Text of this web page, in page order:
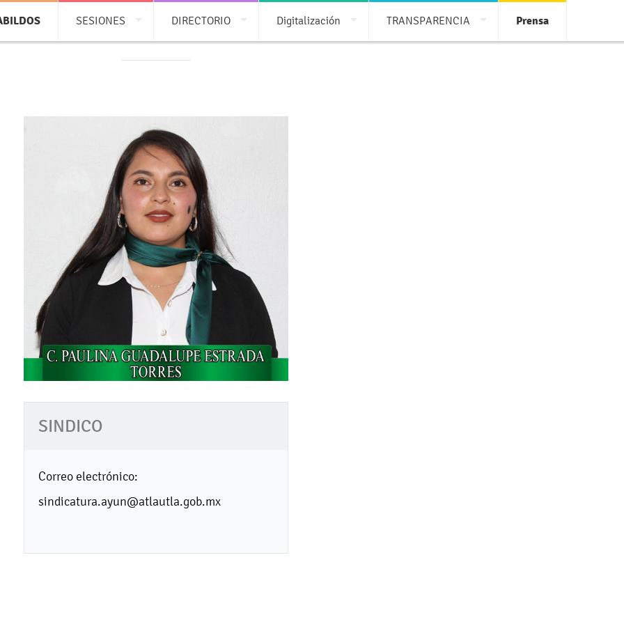
SESIONES DIRECTORIO Digitalización TRANSPARENCIA Prensa
SINDICO
Correo electrónico:
sindicatura.ayun@atlautla.gob.mx